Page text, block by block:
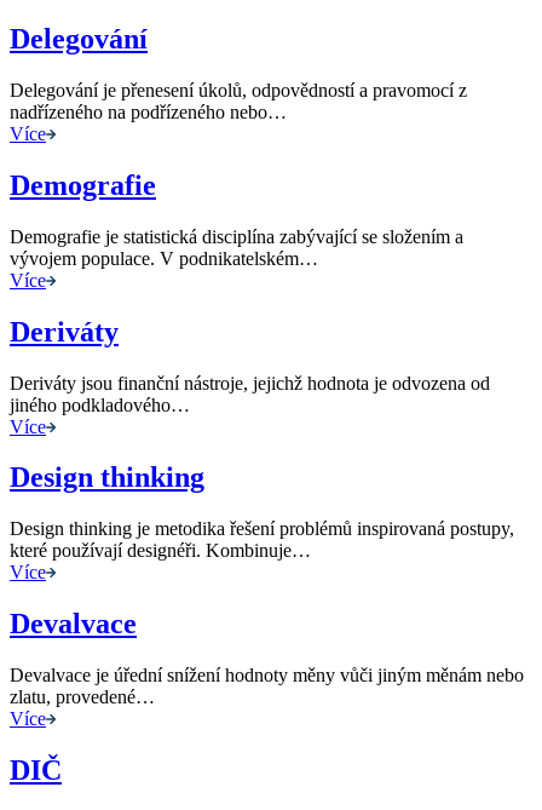
Delegování
Delegování je přenesení úkolů, odpovědností a pravomocí z
nadřízeného na podřízeného nebo…
Více
Demografie
Demografie je statistická disciplína zabývající se složením a
vývojem populace. V podnikatelském…
Více
Deriváty
Deriváty jsou finanční nástroje, jejichž hodnota je odvozena od
jiného podkladového…
Více
Design thinking
Design thinking je metodika řešení problémů inspirovaná postupy,
které používají designéři. Kombinuje…
Více
Devalvace
Devalvace je úřední snížení hodnoty měny vůči jiným měnám nebo
zlatu, provedené…
Více
DIČ